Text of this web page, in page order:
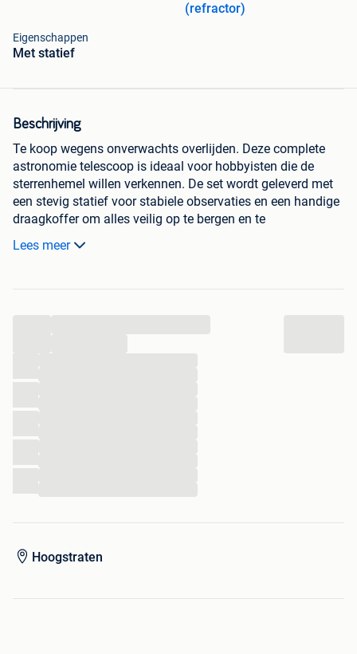
(refractor)
Eigenschappen
Met statief
Beschrijving
Te koop wegens onverwachts overlijden. Deze complete
astronomie telescoop is ideaal voor hobbyisten die de
sterrenhemel willen verkennen. De set wordt geleverd met
een stevig statief voor stabiele observaties en een handige
draagkoffer om alles veilig op te bergen en te
transporteren. De telescoop is in zeer goede staat en klaar
voor vele uren kijkplezier.
Lees meer
Hoogstraten